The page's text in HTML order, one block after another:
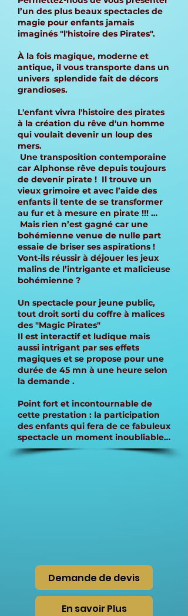
l’un des plus beaux spectacles de
magie pour enfants jamais
imaginés "l'histoire des Pirates".
À la fois magique, moderne et
antique, il vous transporte dans un
univers splendide fait de décors
grandioses.
L'enfant vivra l'histoire des pirates
à la création du rêve d'un homme
qui voulait devenir un loup des
mers.
Une transposition contemporaine
car Alphonse rêve depuis toujours
de devenir pirate ! Il trouve un
vieux grimoire et avec l’aide des
enfants il tente de se transformer
au fur et à mesure en pirate !!! …
Mais rien n’est gagné car une
bohémienne venue de nulle part
essaie de briser ses aspirations !
Vont-ils réussir à déjouer les jeux
malins de l’intrigante et malicieuse
bohémienne ?
Un spectacle pour jeune public,
tout droit sorti du coffre à malices
des "Magic Pirates"
Il est interactif et ludique mais
aussi intrigant par ses effets
magiques et se propose pour une
durée de 45 mn à une heure selon
la demande .
Point fort et incontournable de
cette prestation : la participation
des enfants qui fera de ce fabuleux
spectacle un moment inoubliable…
Demande de devis
En savoir Plus